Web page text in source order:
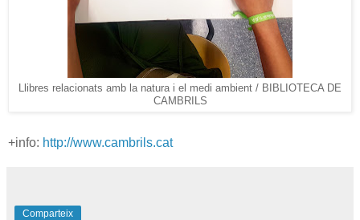
Llibres relacionats amb la natura i el medi ambient / BIBLIOTECA DE
CAMBRILS
+info: http://www.cambrils.cat
Comparteix